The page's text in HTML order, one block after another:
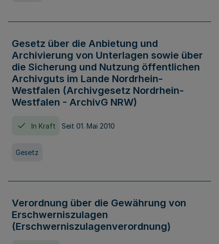
Gesetz über die Anbietung und
Archivierung von Unterlagen sowie über
die Sicherung und Nutzung öffentlichen
Archivguts im Lande Nordrhein-
Westfalen (Archivgesetz Nordrhein-
Westfalen - ArchivG NRW)
In Kraft Seit 01. Mai 2010
Gesetz
Verordnung über die Gewährung von
Erschwerniszulagen
(Erschwerniszulagenverordnung)